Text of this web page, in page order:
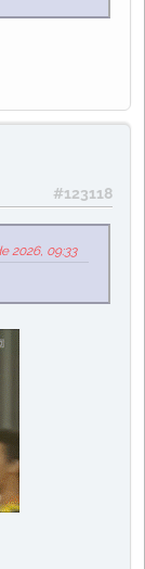
#123118
2026, 09:33